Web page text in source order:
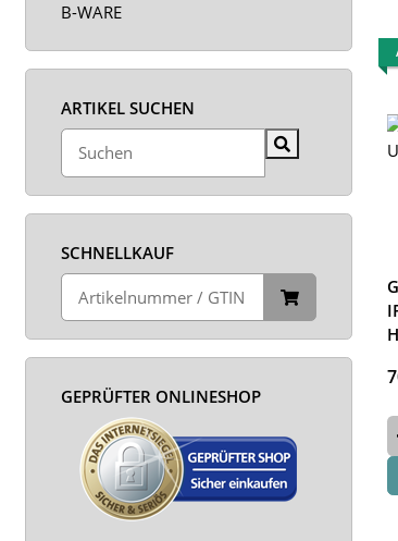
B-WARE
ARTIKEL SUCHEN
SCHNELLKAUF
GEPRÜFTER ONLINESHOP